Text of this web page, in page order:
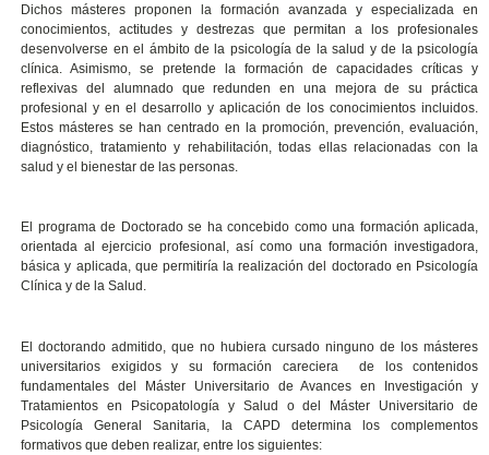
Dichos másteres proponen la formación avanzada y especializada en
conocimientos, actitudes y destrezas que permitan a los profesionales
desenvolverse en el ámbito de la psicología de la salud y de la psicología
clínica. Asimismo, se pretende la formación de capacidades críticas y
reflexivas del alumnado que redunden en una mejora de su práctica
profesional y en el desarrollo y aplicación de los conocimientos incluidos.
Estos másteres se han centrado en la promoción, prevención, evaluación,
diagnóstico, tratamiento y rehabilitación, todas ellas relacionadas con la
salud y el bienestar de las personas.
El programa de Doctorado se ha concebido como una formación aplicada,
orientada al ejercicio profesional, así como una formación investigadora,
básica y aplicada, que permitiría la realización del doctorado en Psicología
Clínica y de la Salud.
El doctorando admitido, que no hubiera cursado ninguno de los másteres
universitarios exigidos y su formación careciera de los contenidos
fundamentales del Máster Universitario de Avances en Investigación y
Tratamientos en Psicopatología y Salud o del Máster Universitario de
Psicología General Sanitaria, la CAPD determina los complementos
formativos que deben realizar, entre los siguientes: